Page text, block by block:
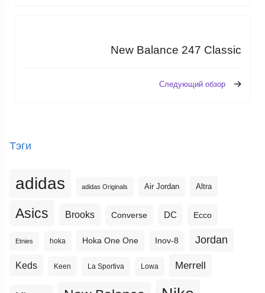
New Balance 247 Classic
Следующий обзор
Тэги
adidas adidas Originals Air Jordan Altra
Asics Brooks Converse DC Ecco
Etnies hoka Hoka One One Inov-8 Jordan
Keds Keen La Sportiva Lowa Merrell